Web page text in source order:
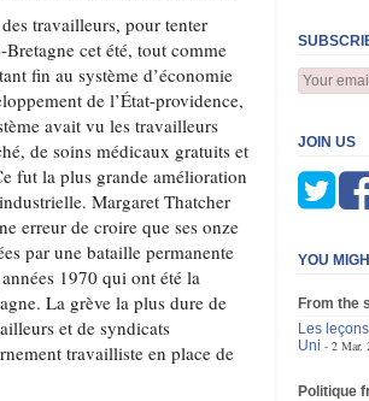
travailleurs, pour tenter
cet été, tout comme
fin au système d’économie
de l’État-providence,
avait vu les travailleurs
de soins médicaux gratuits et
fut la plus grande amélioration
Margaret Thatcher
erreur de croire que ses onze
par une bataille permanente
1970 qui ont été la
La grève la plus dure de
et de syndicats
travailliste en place de
JOIN US
YOU
From the
Les
Uni
2 Mar.
Politique